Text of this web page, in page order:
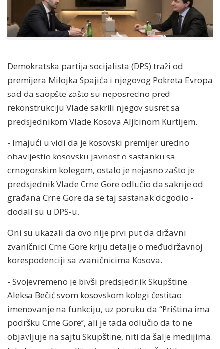
Demokratska partija socijalista (DPS) traži od
premijera Milojka Spajića i njegovog Pokreta Evropa
sad da saopšte zašto su neposredno pred
rekonstrukciju Vlade sakrili njegov susret sa
predsjednikom Vlade Kosova Aljbinom Kurtijem.
- Imajući u vidi da je kosovski premijer uredno
obavijestio kosovsku javnost o sastanku sa
crnogorskim kolegom, ostalo je nejasno zašto je
predsjednik Vlade Crne Gore odlučio da sakrije od
građana Crne Gore da se taj sastanak dogodio -
dodali su u DPS-u.
Oni su ukazali da ovo nije prvi put da državni
zvaničnici Crne Gore kriju detalje o međudržavnoj
korespodenciji sa zvaničnicima Kosova.
- Svojevremeno je bivši predsjednik Skupštine
Aleksa Bečić svom kosovskom kolegi čestitao
imenovanje na funkciju, uz poruku da “Priština ima
podršku Crne Gore”, ali je tada odlučio da to ne
objavljuje na sajtu Skupštine, niti da šalje medijima.